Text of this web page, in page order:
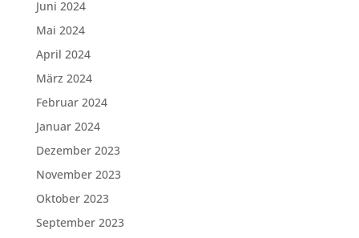
Juni 2024
Mai 2024
April 2024
März 2024
Februar 2024
Januar 2024
Dezember 2023
November 2023
Oktober 2023
September 2023